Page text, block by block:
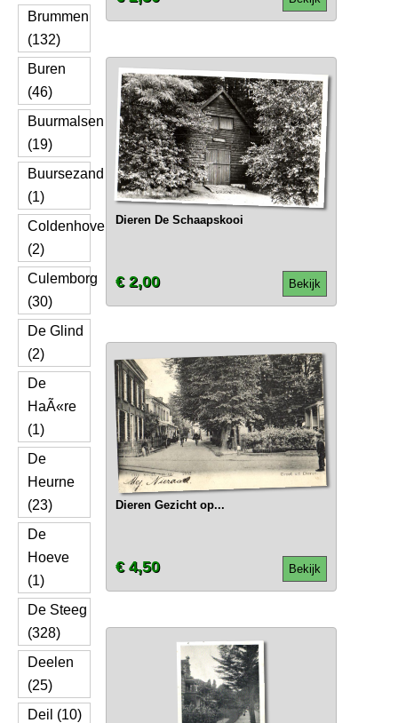
Brummen
(132)
Buren
(46)
Buurmalsen
(19)
Buursezand
(1)
Coldenhove
(2)
Culemborg
(30)
De Glind
(2)
De
HaÃ«re
(1)
De
Heurne
(23)
De
Hoeve
(1)
De Steeg
(328)
Deelen
(25)
Deil (10)
Dieren De Schaapskooi
Bekijk
€ 2,00
Dieren Gezicht op...
Bekijk
€ 4,50